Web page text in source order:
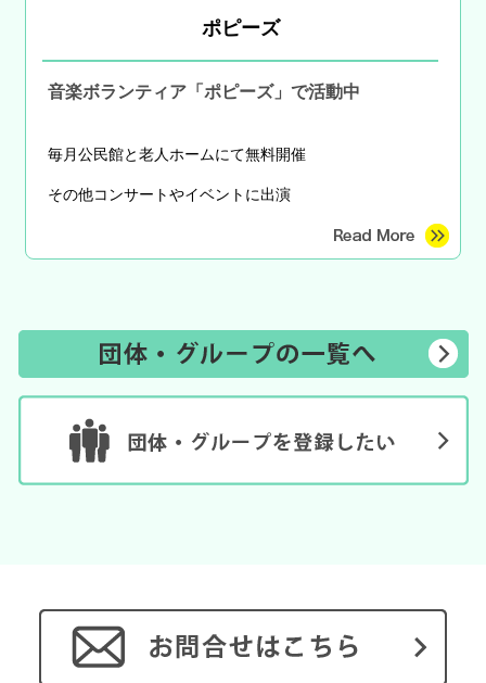
ポピーズ
音楽ボランティア「ポピーズ」で活動中
毎月公民館と老人ホームにて無料開催
その他コンサートやイベントに出演